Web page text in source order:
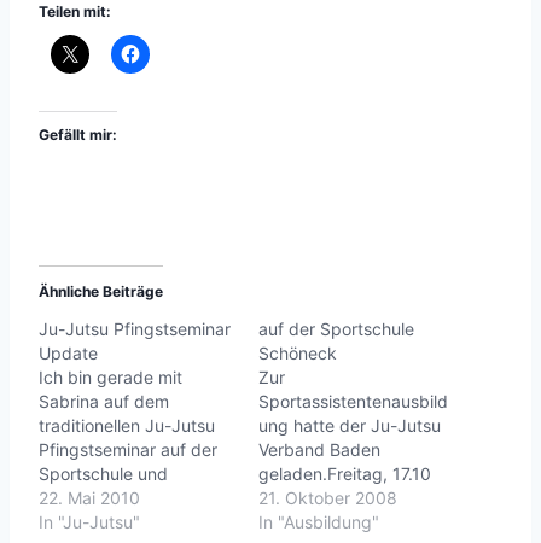
Teilen mit:
Gefällt mir:
Ähnliche Beiträge
Ju-Jutsu Pfingstseminar
Update
Ich bin gerade mit
Sabrina auf dem
traditionellen Ju-Jutsu
Pfingstseminar auf der
Sportschule und
Bundesleistungszentrum
Herzogenhorn/Schwarz
22. Mai 2010
In "Ju-Jutsu"
auf der Sportschule
Schöneck
Zur
Sportassistentenausbild
ung hatte der Ju-Jutsu
Verband Baden
geladen.Freitag, 17.10
bis Sonntag 19.10. war
volles Programm
21. Oktober 2008
In "Ausbildung"